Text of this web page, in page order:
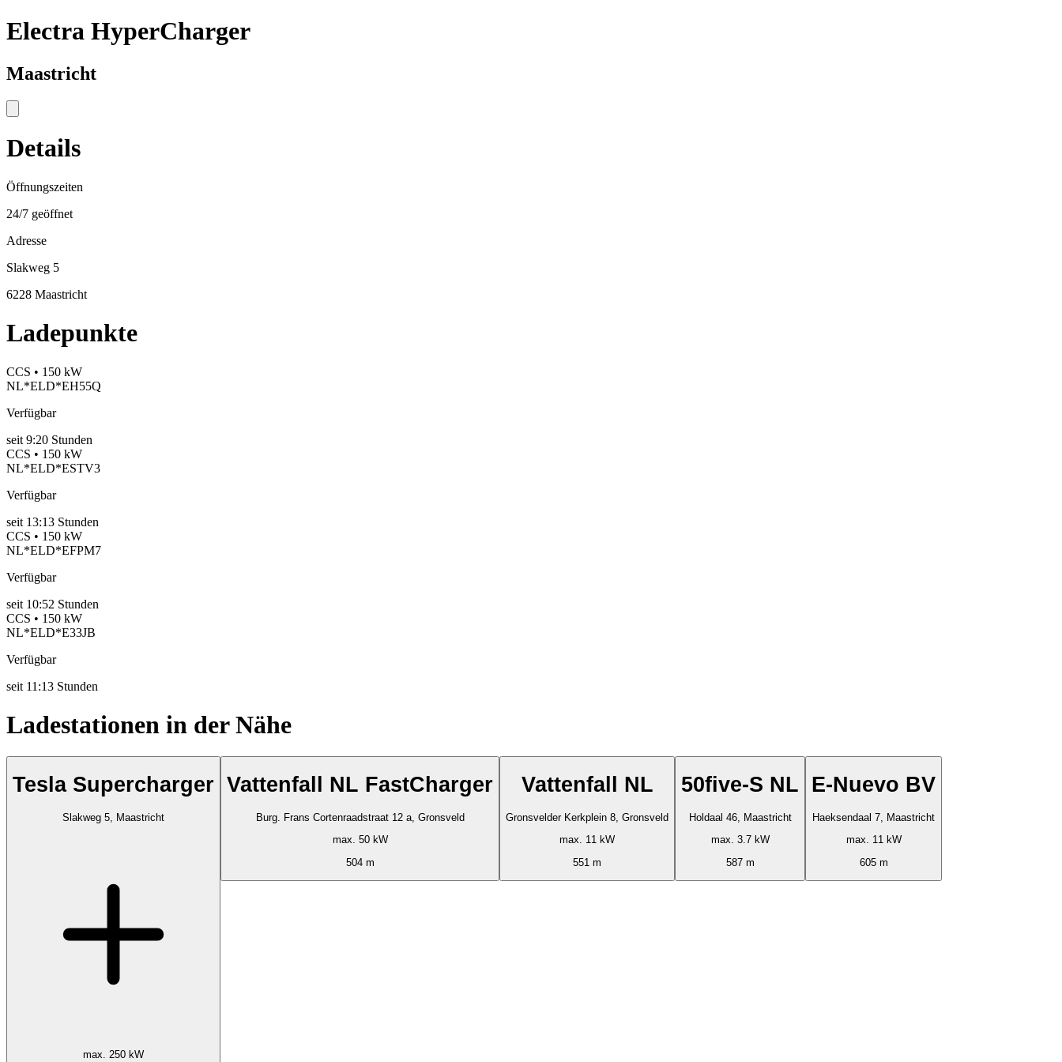
Electra HyperCharger
Maastricht
Details
Öffnungszeiten
24/7 geöffnet
Adresse
Slakweg 5
6228 Maastricht
Ladepunkte
CCS • 150 kW
NL*ELD*EH55Q
Verfügbar
seit 9:20 Stunden
CCS • 150 kW
NL*ELD*ESTV3
Verfügbar
seit 13:13 Stunden
CCS • 150 kW
NL*ELD*EFPM7
Verfügbar
seit 10:52 Stunden
CCS • 150 kW
NL*ELD*E33JB
Verfügbar
seit 11:13 Stunden
Ladestationen in der Nähe
Tesla Supercharger
Slakweg 5, Maastricht
max. 250 kW
Vattenfall NL FastCharger
Burg. Frans Cortenraadstraat 12 a, Gronsveld
max. 50 kW
504 m
Vattenfall NL
Gronsvelder Kerkplein 8, Gronsveld
max. 11 kW
551 m
50five-S NL
Holdaal 46, Maastricht
max. 3.7 kW
587 m
E-Nuevo BV
Haeksendaal 7, Maastricht
max. 11 kW
605 m